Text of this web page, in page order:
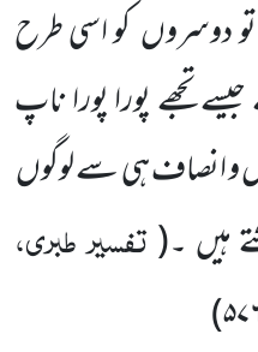
دوسروںکو اسی طرح
تجھے پورا پورا ناپ
و انصاف ہی سے لوگوں
ہیں ۔(تفسیر طبری،
)